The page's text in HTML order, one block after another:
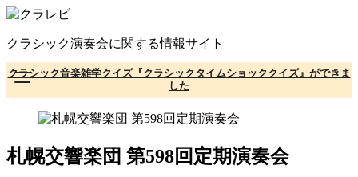
コ
テ
ン
ツ
へ
クラシック演奏会に関する情報サイト
クラシック音楽雑学クイズ『クラシックタイムショッククイズ』ができま
した
札幌交響楽団 第598回定期演奏会